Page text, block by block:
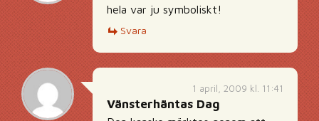
hela var ju symboliskt!
Svara
1 april, 2009 kl. 11:41
Vänsterhäntas Dag